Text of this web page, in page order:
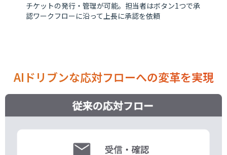
チケットの発行・管理が可能。担当者はボタン1つで承
認ワークフローに沿って上長に承認を依頼
AIドリブンな応対フローへの変革を実現